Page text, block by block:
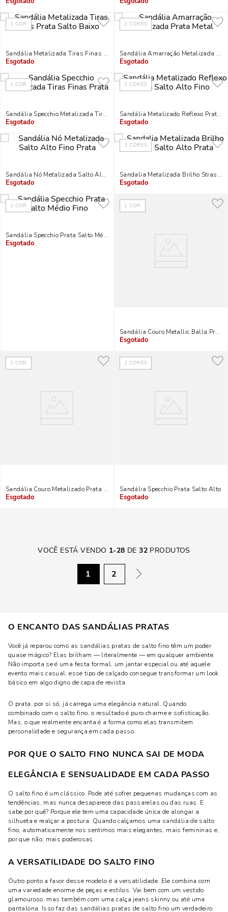
Indisponível Indisponível
1 COR
Sandália Metalizada Tiras Finas Prata Salto Baixo
Indisponível
2 CORES
Sandália Amarração Metalizada
Indisponível
1 COR
Sandália Specchio Metalizada Tiras Finas Prata
Indisponível
2 CORES
Sandália Metalizado Reflexo Prata
Indisponível
Sandália Nó Metalizada Salto Alto Fino Prata
Indisponível
3 CORES
Sandalia Metalizada Brilho Strass
Indisponível
1 COR
Sandália Specchio Prata Salto Médio Fino
Indisponível
1 COR
Sandália Couro Metallic Balla Prata
Indisponível
1 COR
Sandália Couro Metalizado Prata Salto Espelho
Indisponível
2 CORES
Sandália Specchio Prata Salto Alto
Indisponível
VOCÊ ESTÁ VENDO 1-28 DE32 PRODUTOS
1 2
O ENCANTO DAS SANDÁLIAS PRATAS
Você já reparou como as sandálias pratas de salto fino têm um poder
quase mágico? Elas brilham — literalmente — em qualquer ambiente.
Não importa se é uma festa formal, um jantar especial ou até aquele
evento mais casual: esse tipo de calçado consegue transformar um look
básico em algo digno de capa de revista.
O prata, por si só, já carrega uma elegância natural. Quando
combinado com o salto fino, o resultado é puro charme e sofisticação.
Mas, o que realmente encanta é a forma como elas transmitem
personalidade e segurança em cada passo.
POR QUE O SALTO FINO NUNCA SAI DE MODA
ELEGÂNCIA E SENSUALIDADE EM CADA PASSO
O salto fino é um clássico. Pode até sofrer pequenas mudanças com as
tendências, mas nunca desaparece das passarelas ou das ruas. E
sabe por quê? Porque ele tem uma capacidade única de alongar a
silhueta e realçar a postura. Quando calçamos uma sandália de salto
fino, automaticamente nos sentimos mais elegantes, mais femininas e,
por que não, mais poderosas.
A VERSATILIDADE DO SALTO FINO
Outro ponto a favor desse modelo é a versatilidade. Ele combina com
uma variedade enorme de peças e estilos. Vai bem com um vestido
glamouroso, mas também com uma calça jeans skinny ou até uma
pantalona. Isso faz das sandálias pratas de salto fino um verdadeiro